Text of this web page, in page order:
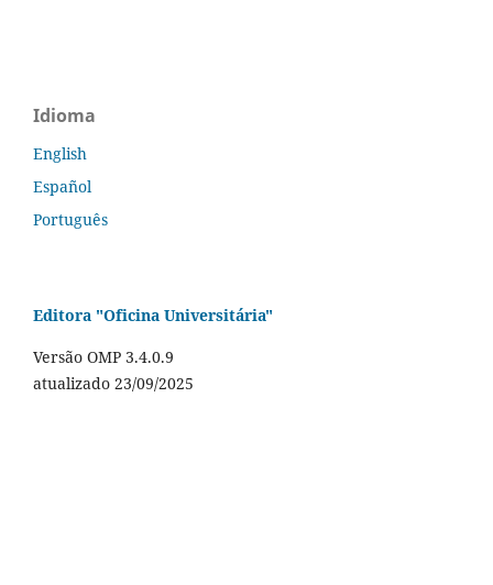
Idioma
English
Español
Português
Editora "Oficina Universitária"
Versão OMP 3.4.0.9
atualizado 23/09/2025